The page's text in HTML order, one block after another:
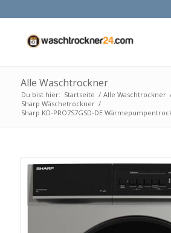
Alle Waschtrockner
Du bist hier: Startseite / Alle Waschtrockner
Sharp Wäschetrockner /
Sharp KD-PRO7S7GSD-DE